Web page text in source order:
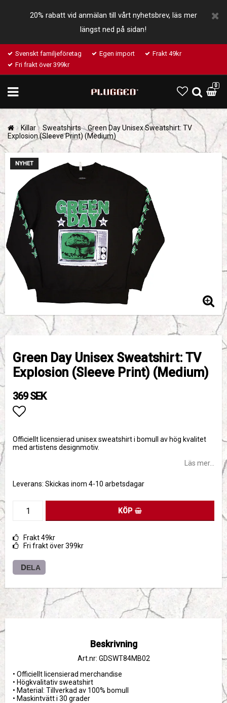
20% rabatt vid anmälan till vårt nyhetsbrev, läs mer
längst ned på sidan!
Svenskt familjeföretag Egen import
Frakt 49kr
Fri frakt över 399kr
0
Killar Sweatshirts
Green Day Unisex Sweatshirt: TV
Explosion (Sleeve Print) (Medium)
NYHET
Green Day Unisex Sweatshirt: TV
Explosion (Sleeve Print) (Medium)
369 SEK
Officiellt licensierad unisex sweatshirt i bomull av hög kvalitet
med artistens designmotiv.
Läs mer...
Leverans: Skickas inom 4-10 arbetsdagar
KÖP
Frakt 49kr
Fri frakt över 399kr
DELA
Beskrivning
Art.nr: GDSWT84MB02
• Officiellt licensierad merchandise
• Högkvalitativ sweatshirt
• Material: Tillverkad av 100% bomull
• Maskintvätt i 30 grader